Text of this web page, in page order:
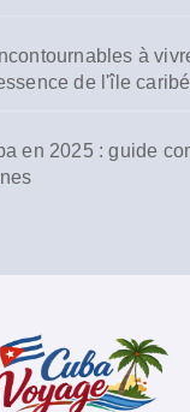
à
de l'île
en 2025 : guide